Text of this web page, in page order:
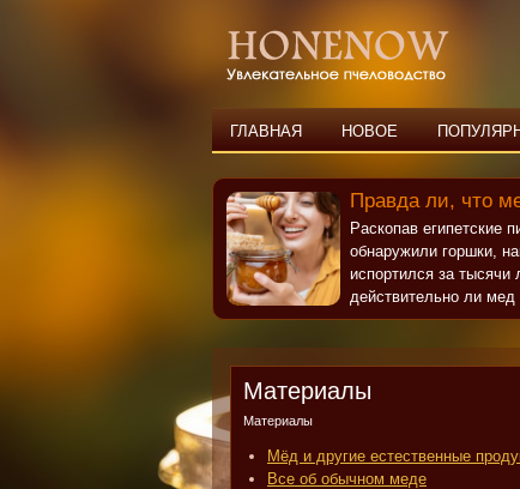
ГЛАВНАЯ НОВОЕ
Правда ли, что
Раскопав египетские
обнаружили горшки,
испортился за
действительно ли мед
Материалы
Материалы
Мёд и другие естественные
Все об обычном меде